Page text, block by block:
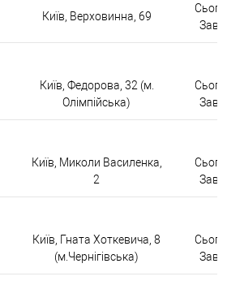
Київ, Верховинна, 69
Київ, Федорова, 32 (м.
Олімпійська)
Київ, Миколи Василенка,
2
Київ, Гната Хоткевича, 8
(м.Чернігівська)